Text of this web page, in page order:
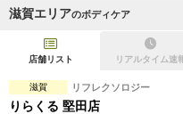
初回割引あり
団体割引
滋賀エリアのボディケア
店舗リスト リアルタイム速
滋賀 リフレクソロジー
りらくる 堅田店